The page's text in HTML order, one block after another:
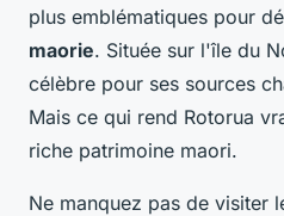
plus emblématiques pour
maorie. Située sur l'île du
célèbre pour ses sources
Mais ce qui rend Rotorua
riche patrimoine maori.
Ne manquez pas de visiter